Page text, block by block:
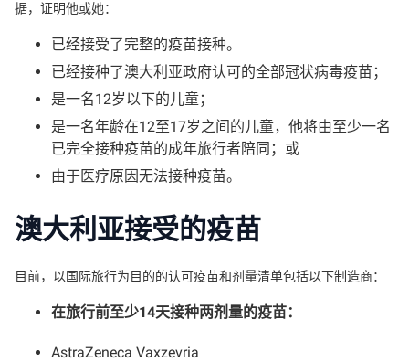
据，证明他或她：
已经接受了完整的疫苗接种。
已经接种了澳大利亚政府认可的全部冠状病毒疫苗；
是一名12岁以下的儿童；
是一名年龄在12至17岁之间的儿童，他将由至少一名
已完全接种疫苗的成年旅行者陪同；或
由于医疗原因无法接种疫苗。
澳大利亚接受的疫苗
目前，以国际旅行为目的的认可疫苗和剂量清单包括以下制造商：
在旅行前至少14天接种两剂量的疫苗：
AstraZeneca Vaxzevria